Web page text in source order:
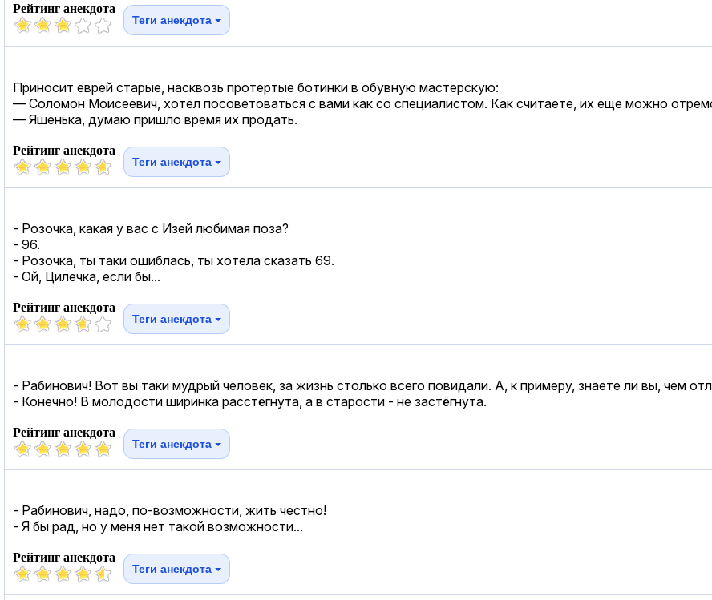
Рейтинг анекдота
Теги анекдота
Приносит еврей старые, насквозь протертые ботинки в обувную мастерскую:
— Соломон Моисеевич, хотел посоветоваться с вами как со специалистом. Как считаете, их еще можно
— Яшенька, думаю пришло время их продать.
Рейтинг анекдота
Теги анекдота
- Розочка, какая у вас с Изей любимая поза?
- 96.
- Розочка, ты таки ошиблась, ты хотела сказать 69.
- Ой, Цилечка, если бы...
Рейтинг анекдота
Теги анекдота
- Рабинович! Вот вы таки мудрый человек, за жизнь столько всего повидали. А, к примеру, знаете ли вы, чем
- Конечно! В молодости ширинка расстёгнута, а в старости - не застёгнута.
Рейтинг анекдота
Теги анекдота
- Рабинович, надо, по-возможности, жить честно!
- Я бы рад, но у меня нет такой возможности...
Рейтинг анекдота
Теги анекдота